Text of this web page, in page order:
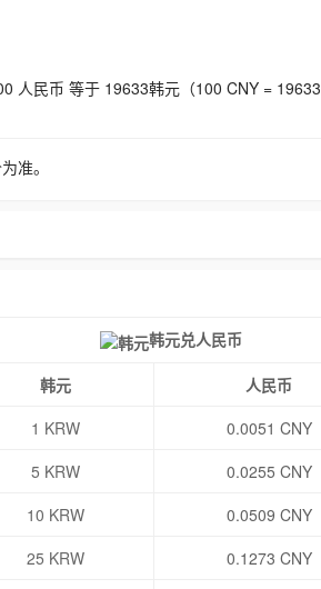
人民币 等于 19633韩元（100 CNY = 19633
准。
韩元兑人民币
韩元
人民币
1 KRW
0.0051 CNY
5 KRW
0.0255 CNY
10 KRW
0.0509 CNY
25 KRW
0.1273 CNY